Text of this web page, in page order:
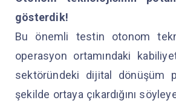
gösterdik!
Bu önemli testin otonom
operasyon ortamındaki
sektöründeki dijital dönüşüm
şekilde ortaya çıkardığını